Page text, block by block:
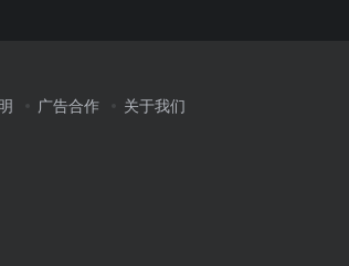
广告合作 关于我们